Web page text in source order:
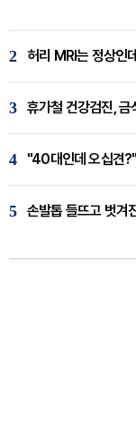
2 허리 MRI는 정상인
3 휴가철 건강검진, 금
4 "40대인데 오십견
5 손발톱 들뜨고 벗겨